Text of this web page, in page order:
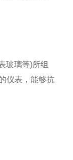
玻璃等)所组
仪表，能够抗